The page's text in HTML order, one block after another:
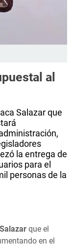
al
Salazar que
la entrega de
para el
personas de la
que el
en el